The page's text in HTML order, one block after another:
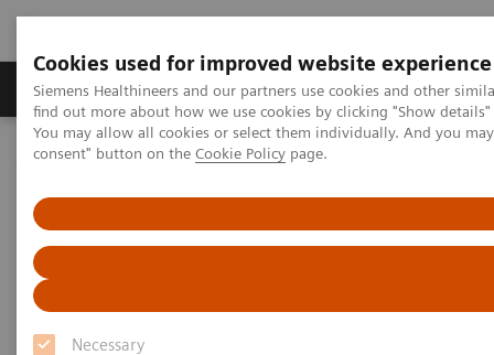
Cookies used for improved website experience
Siemens Healthineers and our partners use cookies and other
find out more about how we use cookies by clicking "Show
You may allow all cookies or select them individually. And you
consent" button on the Cookie Policy page.
Necessary
Продукція та сервіси Клінічні галузі
Домашня
Медична візуалізація
Molecular Imaging Clinical Corner
Clinical White Papers
The value of PET/CT for melanoma
The value of PET/CT for
melanoma